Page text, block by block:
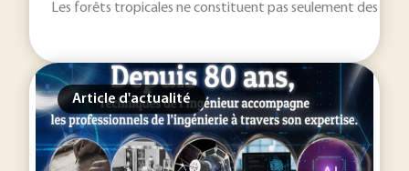
Les forêts tropicales ne constituent pas seulement des
Article d'actualité